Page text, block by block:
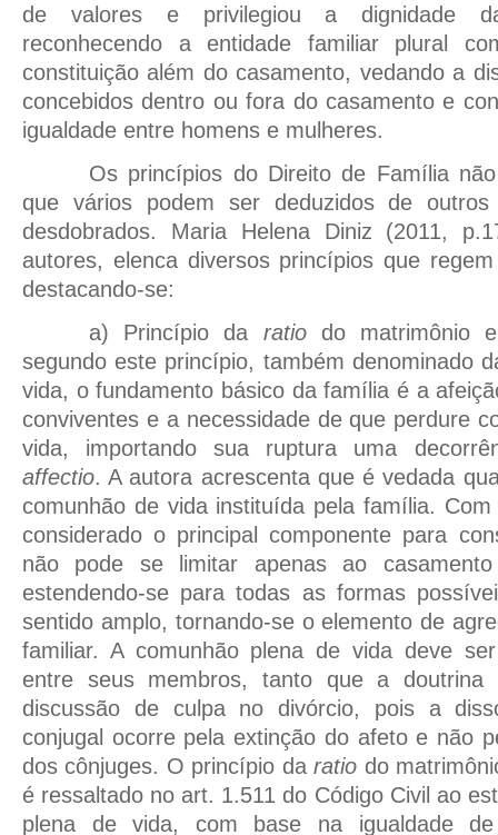
de valores e privilegiou a dignidade
reconhecendo a entidade familiar plural
constituição além do casamento, vedando a
concebidos dentro ou fora do casamento e
igualdade entre homens e mulheres.
Os princípios do Direito de Família
que vários podem ser deduzidos de
desdobrados. Maria Helena Diniz (2011,
autores, elenca diversos princípios que
destacando-se:
a) Princípio da ratiodo matrimônio
segundo este princípio, também denominado
vida, o fundamento básico da família é a
conviventes e a necessidade de que perdure
vida, importando sua ruptura uma
affectio. A autora acrescenta que é vedada
comunhão de vida instituída pela família.
considerado o principal componente para
não pode se limitar apenas ao
estendendo-se para todas as formas
sentido amplo, tornando-se o elemento de
familiar. A comunhão plena de vida deve
entre seus membros, tanto que a doutrina
discussão de culpa no divórcio, pois a
conjugal ocorre pela extinção do afeto e não
dos cônjuges. O princípio daratio do
é ressaltado no art. 1.511 do Código Civil ao
plena de vida, com base na igualdade